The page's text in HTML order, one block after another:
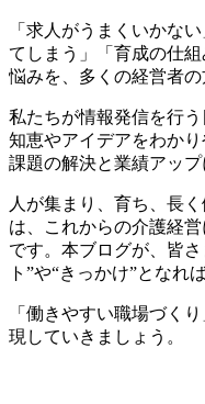
「求人がうまくいかな
てしまう」「育成の仕
悩みを、多くの経営者の
私たちが情報発信を行
知恵やアイデアをわか
課題の解決と業績アップ
人が集まり、育ち、長
は、これからの介護経
です。本ブログが、皆
ト”や“きっかけ”となれ
「働きやすい職場づく
現していきましょう。